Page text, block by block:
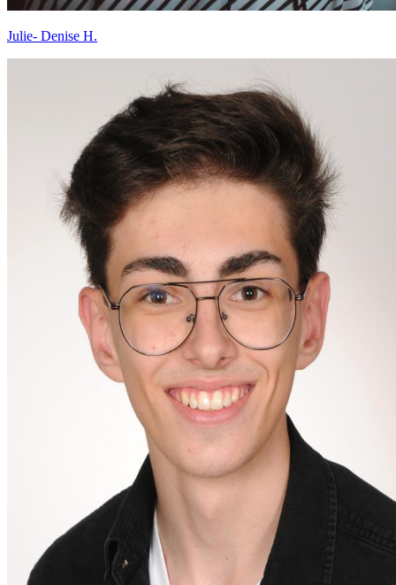
Julie- Denise H.